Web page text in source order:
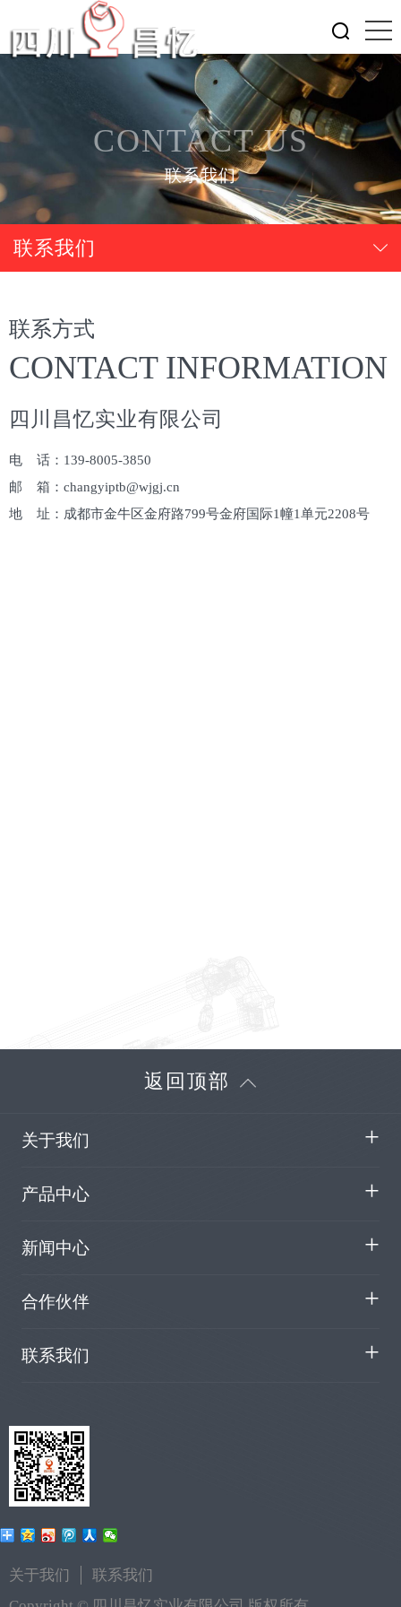
CONTACT US
联系我们
联系我们
联系方式
CONTACT INFORMATION
四川昌忆实业有限公司
电 话：139-8005-3850
邮 箱：changyiptb@wjgj.cn
地 址：成都市金牛区金府路799号金府国际1幢1单元2208号
返回顶部
关于我们
产品中心
新闻中心
合作伙伴
联系我们
关于我们
联系我们